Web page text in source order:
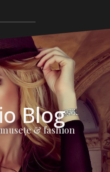
Blog
& fashion